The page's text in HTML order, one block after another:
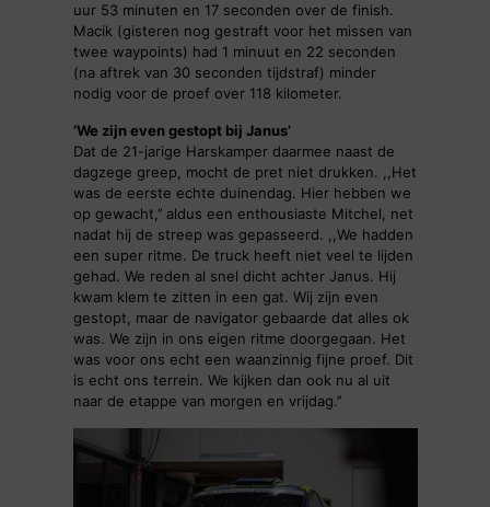
uur 53 minuten en 17 seconden over de finish.
Macik (gisteren nog gestraft voor het missen van
twee waypoints) had 1 minuut en 22 seconden
(na aftrek van 30 seconden tijdstraf) minder
nodig voor de proef over 118 kilometer.
‘We zijn even gestopt bij Janus’
Dat de 21-jarige Harskamper daarmee naast de
dagzege greep, mocht de pret niet drukken. ,,Het
was de eerste echte duinendag. Hier hebben we
op gewacht,’’ aldus een enthousiaste Mitchel, net
nadat hij de streep was gepasseerd. ,,We hadden
een super ritme. De truck heeft niet veel te lijden
gehad. We reden al snel dicht achter Janus. Hij
kwam klem te zitten in een gat. Wij zijn even
gestopt, maar de navigator gebaarde dat alles ok
was. We zijn in ons eigen ritme doorgegaan. Het
was voor ons echt een waanzinnig fijne proef. Dit
is echt ons terrein. We kijken dan ook nu al uit
naar de etappe van morgen en vrijdag.’’